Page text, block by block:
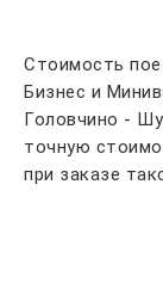
Стоимость
Бизнес и
Головчино -
точную
при заказе